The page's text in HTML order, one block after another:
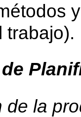
de la